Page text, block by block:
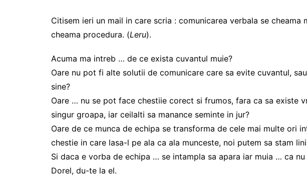
Citisem ieri un mail in care scria : comunicarea verbala se cheama
cheama procedura. (Leru).
Acuma ma intreb … de ce exista cuvantul muie?
Oare nu pot fi alte solutii de comunicare care sa evite cuvantul,
sine?
Oare … nu se pot face chestiie corect si frumos, fara ca sa existe
singur groapa, iar ceilalti sa manance seminte in jur?
Oare de ce munca de echipa se transforma de cele mai multe ori
chestie in care lasa-l pe ala ca ala munceste, noi putem sa stam
Si daca e vorba de echipa … se intampla sa apara iar muia … ca
Dorel, du-te la el.